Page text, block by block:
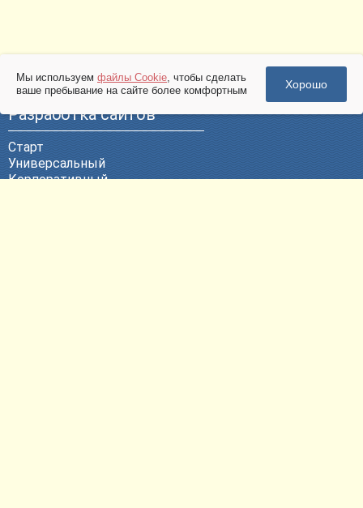
Разработка сайтов
Старт
Универсальный
Корпоративный
Мы используем файлы Cookie, чтобы сделать
ваше пребывание на сайте более комфортным
Хорошо